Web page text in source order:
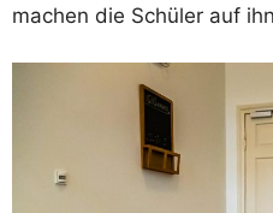
machen die Schüler auf